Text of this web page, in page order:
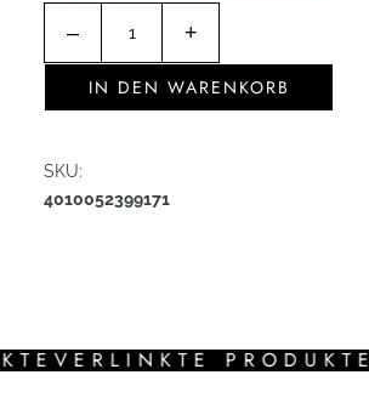
–
s
u
a
c
o
+
IN DEN WARENKORB
SKU:
4010052399171
VERLINKTE PRODUKTE